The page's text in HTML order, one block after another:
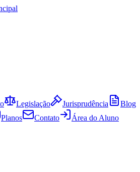
Legislação Jurisprudência
Blog
Planos Contato Área do Aluno